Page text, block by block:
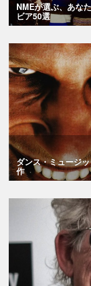
NMEが選ぶ、あな
ビア50選
ダンス・ミュージ
作